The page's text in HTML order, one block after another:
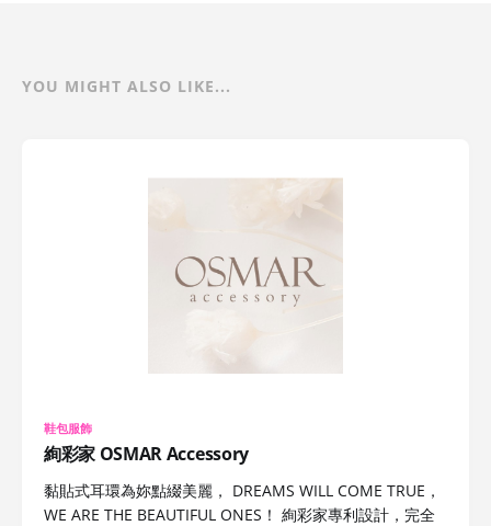
YOU MIGHT ALSO LIKE...
鞋包服飾
絢彩家 OSMAR Accessory
黏貼式耳環為妳點綴美麗， DREAMS WILL COME TRUE，
WE ARE THE BEAUTIFUL ONES！ 絢彩家專利設計，完全